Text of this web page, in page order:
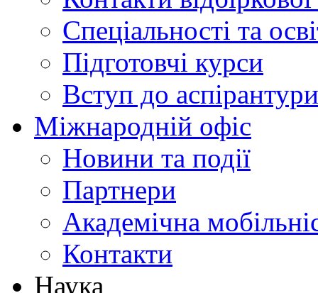
Спеціальності та
Підготовчі курси
Вступ до аспірантури
Міжнародній офіс
Новини та події
Партнери
Академічна
Контакти
Наука